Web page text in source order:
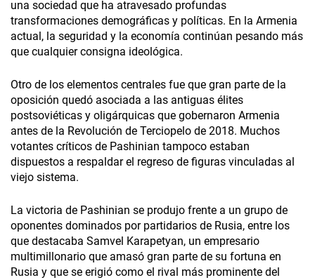
una sociedad que ha atravesado profundas
transformaciones demográficas y políticas. En la Armenia
actual, la seguridad y la economía continúan pesando más
que cualquier consigna ideológica.
Otro de los elementos centrales fue que gran parte de la
oposición quedó asociada a las antiguas élites
postsoviéticas y oligárquicas que gobernaron Armenia
antes de la Revolución de Terciopelo de 2018. Muchos
votantes críticos de Pashinian tampoco estaban
dispuestos a respaldar el regreso de figuras vinculadas al
viejo sistema.
La victoria de Pashinian se produjo frente a un grupo de
oponentes dominados por partidarios de Rusia, entre los
que destacaba Samvel Karapetyan, un empresario
multimillonario que amasó gran parte de su fortuna en
Rusia y que se erigió como el rival más prominente del